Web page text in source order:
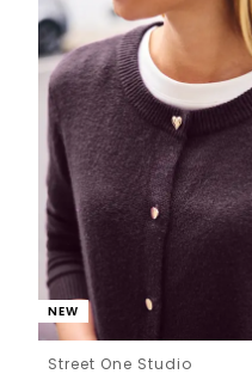
NEW
Street One Studio